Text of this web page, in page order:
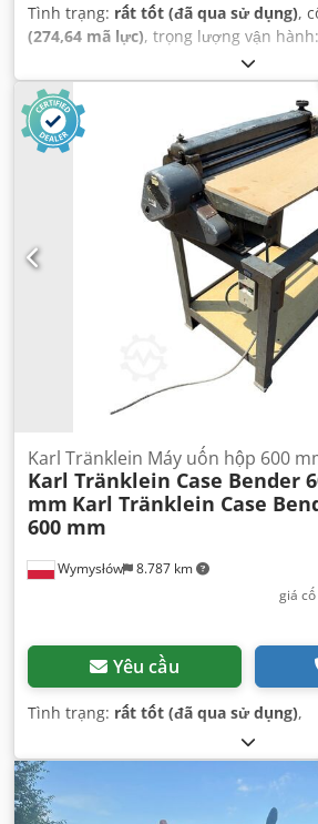
Tình trạng: rất tốt (đã qua sử dụng),
(274,64 mã lực), trọng lượng vận hành:
, Năm sản
động:9.139 h, Thiết bị:điều hòa
Wymysłów 8.787 km
Karl Tränklein Máy uốn hộp 600
Karl Tränklein Case Bender
mm Karl Tränklein Case
600 mm
giá
Yêu cầu
Tình trạng: rất tốt (đã qua sử dụng),